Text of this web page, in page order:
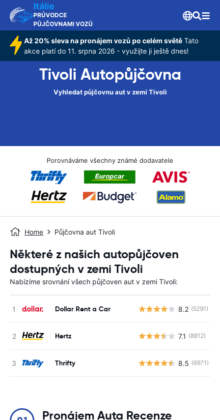
Itálie
PRŮVODCE
PŮJČOVNAMI VOZŮ
Až 20% sleva na pronájem vozů po celém světě Tato
akce platí do 11. srpna 2026 - využijte ji ještě dnes!
Tivoli Autopůjčovna
Vyhledat půjčovnu aut v zemi Tivoli
Porovnáváme všechny známé dodavatele
Home Půjčovna aut Tivoli
Některé z našich autopůjčoven
dostupných v zemi Tivoli
Nabízíme srovnání všech půjčoven aut v zemi Tivoli:
Dollar Rent a Car 8.2 (5291)
Hertz 7.1 (8812)
Thrifty 8.5 (6971)
Pronájem Auta Recenze